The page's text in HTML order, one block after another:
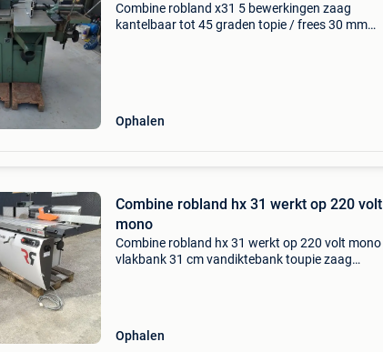
Combine robland x31 5 bewerkingen zaag
kantelbaar tot 45 graden topie / frees 30 mm
Ophalen
Combine robland hx 31 werkt op 220 volt
mono
Combine robland hx 31 werkt op 220 volt mono
vlakbank 31 cm vandiktebank toupie zaag
Ophalen